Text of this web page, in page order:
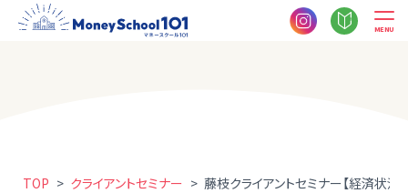
MENU
TOP > クライアントセミナー > 藤枝クライアントセミナー【経済状況